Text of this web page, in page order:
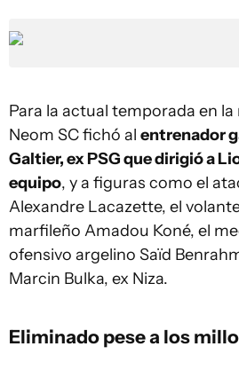
Para la actual temporada en
Neom SC fichó al entrenador
Galtier, ex PSG que dirigió a
equipo, y a figuras como el
Alexandre Lacazette, el
marfileño Amadou Koné, el
ofensivo argelino Saïd
Marcin Bulka, ex Niza.
Eliminado pese a los